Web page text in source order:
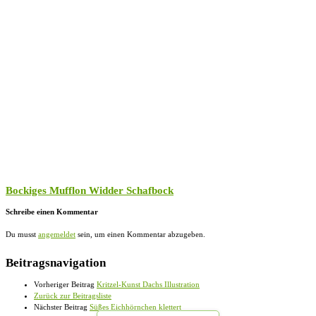
Bockiges Mufflon Widder Schafbock
Schreibe einen Kommentar
Du musst angemeldet sein, um einen Kommentar abzugeben.
Beitragsnavigation
Vorheriger Beitrag Kritzel-Kunst Dachs Illustration
Zurück zur Beitragsliste
Nächster Beitrag Süßes Eichhörnchen klettert